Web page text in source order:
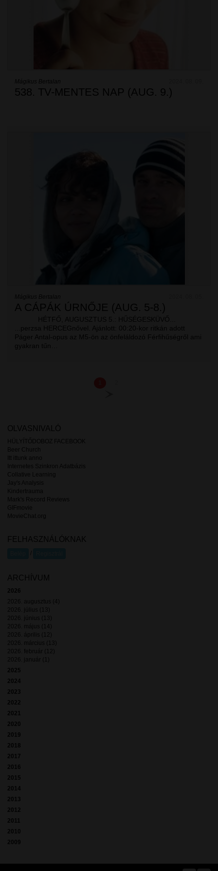
Mágikus Bertalan
538. TV-MENTES NAP (AUG. 9.)
Mágikus Bertalan
A CÁPÁK ÚRNŐJE (AUG. 5-8.)
HÉTFŐ, AUGUSZTUS 5.: HŰSÉGESKÜVŐ...
...perzsa HERCEGnővel. Ajánlott: 00:20-kor ritkán adott
Páger Antal-opus az M5-ön az önfeláldozó Férfihűségről ami
gyakran tűn…
OLVASNIVALÓ
HÜLYÍTŐDOBOZ FACEBOOK
Beer Church
Itt ittunk anno
Internetes Szinkron Adatbázis
Collative Learning
Jay's Analysis
Kindertrauma
Mark's Record Reviews
GIFmovie
MovieChat.org
FELHASZNÁLÓKNAK
ARCHÍVUM
2026
2026. augusztus (4)
2026. július (13)
2026. június (13)
2026. május (14)
2026. április (12)
2026. március (13)
2026. február (12)
2026. január (1)
2025
2024
2023
2022
2021
2020
2019
2018
2017
2016
2015
2014
2013
2012
2011
2010
2009